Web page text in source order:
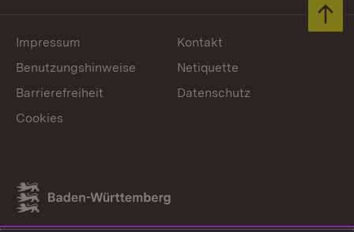
Link zum Landesportal
Impressum
Kontakt
Benutzungshinweise
Netiquette
Barrierefreiheit
Datenschutz
Cookies